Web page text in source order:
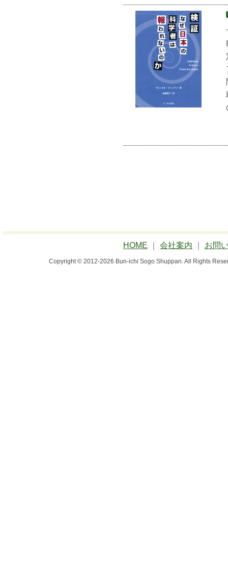
HOME 会社案内 お問
Copyright © 2012-2026 Bun-ichi Sogo Shuppan. All Rights